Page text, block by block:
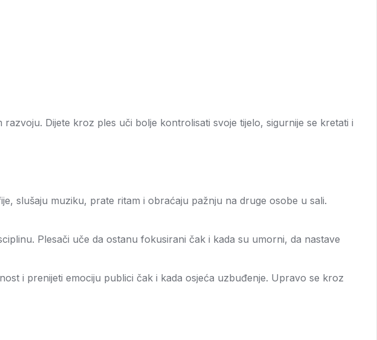
Dijete kroz ples uči bolje kontrolisati svoje tijelo, sigurnije se kretati i
slušaju muziku, prate ritam i obraćaju pažnju na druge osobe u sali.
Plesači uče da ostanu fokusirani čak i kada su umorni, da nastave
i prenijeti emociju publici čak i kada osjeća uzbuđenje. Upravo se kroz